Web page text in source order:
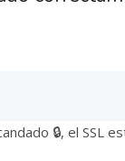
🔒, el SSL